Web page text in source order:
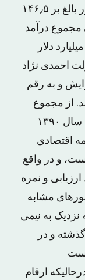
انقلاب(۱۳۵۸- ۱۳۶۸) درآمد نفتی کشور بالغ بر ۱۴۶٫۵
مجموع درآمد
نفتی ۱۴۱٫۷، و در دولت خاتمی ۱۵۷٫۳ میلیارد دلار
احمدی نژاد
دلار افزایش و به رقم
سال ۱۳۹۰ می رسد. از مجموع
درآمد نفتی ۱۱۴۲ میلیارد دلار از ابتدا تا سال ۱۳۹۰
اقتصادی
و در واقع
ارزیابی و نمره
مشابه
نزدیک به نیمی
و در
ارقام